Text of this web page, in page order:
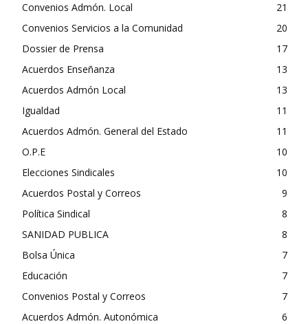
Convenios Admón. Local
21
Convenios Servicios a la Comunidad
20
Dossier de Prensa
17
Acuerdos Enseñanza
13
Acuerdos Admón Local
13
Igualdad
11
Acuerdos Admón. General del Estado
11
O.P.E
10
Elecciones Sindicales
10
Acuerdos Postal y Correos
9
Política Sindical
8
SANIDAD PUBLICA
8
Bolsa Única
7
Educación
7
Convenios Postal y Correos
7
Acuerdos Admón. Autonómica
6